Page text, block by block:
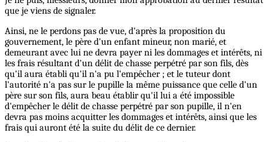
que je viens de signaler.
Ainsi, ne le perdons pas de vue, d'après la proposition du
gouvernement, le père d'un enfant mineur, non marié, et
demeurant avec lui ne devra payer ni les dommages et intérêts, ni
les frais résultant d'un délit de chasse perpétré par son fils, dès
qu'il aura établi qu'il n'a pu l'empêcher ; et le tuteur dont
l'autorité n'a pas sur le pupille la même puissance que celle d'un
père sur son fils, aura beau établir qu'il lui a été impossible
d'empêcher le délit de chasse perpétré par son pupille, il n'en
devra pas moins acquitter les dommages et intérêts, ainsi que les
frais qui auront été la suite du délit de ce dernier.